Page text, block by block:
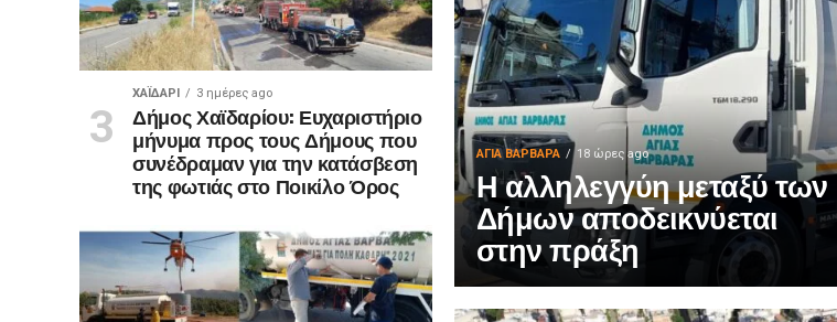
ΑΓΙΑ ΒΑΡΒΑΡΑ 18 ώρες ago
Η αλληλεγγύη μεταξύ των
Δήμων αποδεικνύεται
στην πράξη
ΧΑΪΔΑΡΙ 3 ημέρες ago
Δήμος Χαϊδαρίου: Ευχαριστήριο
μήνυμα προς τους Δήμους που
συνέδραμαν για την κατάσβεση
της φωτιάς στο Ποικίλο Όρος